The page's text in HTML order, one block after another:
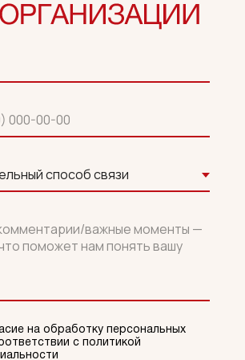
на обработку персональных
с политикой